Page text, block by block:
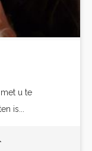
u te
is...